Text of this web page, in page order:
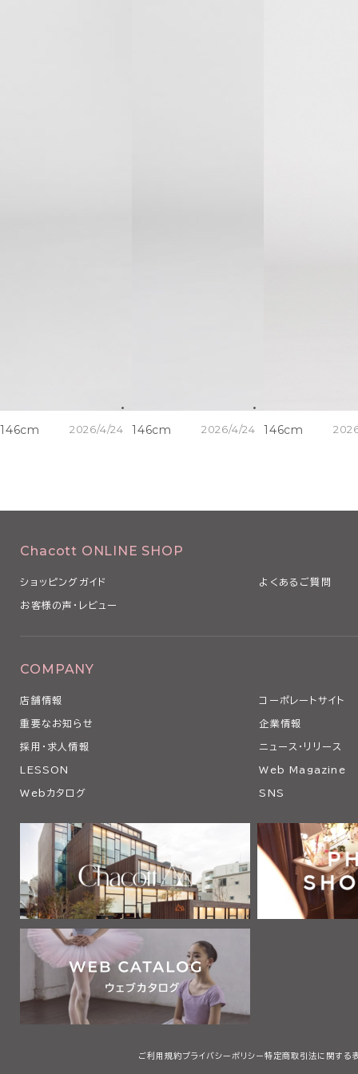
146cm 2026/4/24 146cm 2026/4/24 146cm
Chacott ONLINE SHOP
ショッピングガイド よくあるご質問
お客様の声・レビュー
COMPANY
店舗情報 コーポレートサイト
重要なお知らせ 企業情報
採用・求人情報 ニュース・リリース
LESSON Web Magazine
Webカタログ SNS
ご利用規約プライバシーポリシー 特定商取引法に関する